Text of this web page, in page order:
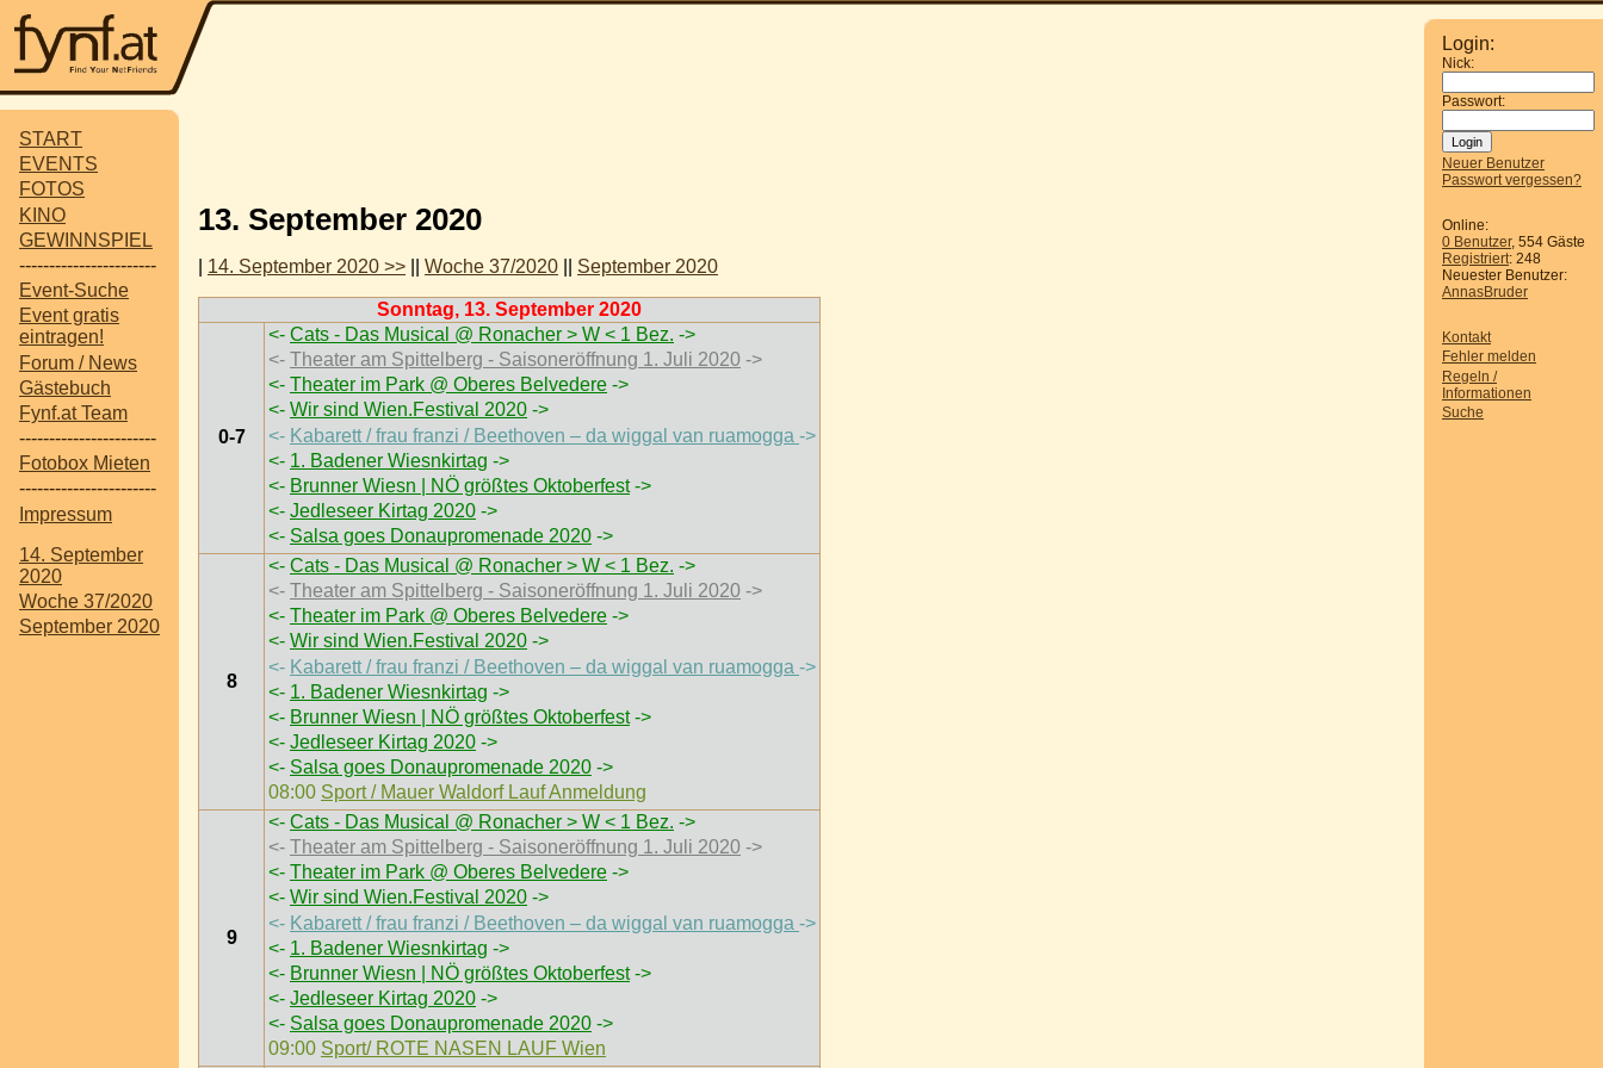
START
EVENTS
FOTOS
KINO
GEWINNSPIEL
-----------------------
Event-Suche
Event gratis
eintragen!
Forum / News
Gästebuch
Fynf.at Team
-----------------------
Fotobox Mieten
-----------------------
Impressum
14. September
2020
Woche 37/2020
September 2020
Login:
Nick:
Passwort:
Neuer Benutzer
Passwort vergessen?
Online:
0 Benutzer, 554 Gäste
Registriert: 248
Neuester Benutzer:
AnnasBruder
Kontakt
Fehler melden
Regeln /
Informationen
Suche
13. September 2020
14. September 2020 >> Woche 37/2020 September 2020
Sonntag, 13. September 2020
0-7
<- Cats - Das Musical @ Ronacher > W < 1 Bez. ->
<- Theater am Spittelberg - Saisoneröffnung 1. Juli 2020 ->
<- Theater im Park @ Oberes Belvedere ->
<- Wir sind Wien.Festival 2020 ->
<- Kabarett / frau franzi / Beethoven – da wiggal van ruamogga ->
<- 1. Badener Wiesnkirtag ->
<- Brunner Wiesn | NÖ größtes Oktoberfest->
<- Jedleseer Kirtag 2020 ->
<- Salsa goes Donaupromenade 2020 ->
8
<- Cats - Das Musical @ Ronacher > W < 1 Bez. ->
<- Theater am Spittelberg - Saisoneröffnung 1. Juli 2020 ->
<- Theater im Park @ Oberes Belvedere ->
<- Wir sind Wien.Festival 2020 ->
<- Kabarett / frau franzi / Beethoven – da wiggal van ruamogga ->
<- 1. Badener Wiesnkirtag ->
<- Brunner Wiesn | NÖ größtes Oktoberfest->
<- Jedleseer Kirtag 2020 ->
<- Salsa goes Donaupromenade 2020 ->
08:00 Sport / Mauer Waldorf Lauf Anmeldung
9
<- Cats - Das Musical @ Ronacher > W < 1 Bez. ->
<- Theater am Spittelberg - Saisoneröffnung 1. Juli 2020 ->
<- Theater im Park @ Oberes Belvedere ->
<- Wir sind Wien.Festival 2020 ->
<- Kabarett / frau franzi / Beethoven – da wiggal van ruamogga ->
<- 1. Badener Wiesnkirtag ->
<- Brunner Wiesn | NÖ größtes Oktoberfest->
<- Jedleseer Kirtag 2020 ->
<- Salsa goes Donaupromenade 2020 ->
09:00 Sport/ ROTE NASEN LAUF Wien